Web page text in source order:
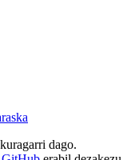
dago.